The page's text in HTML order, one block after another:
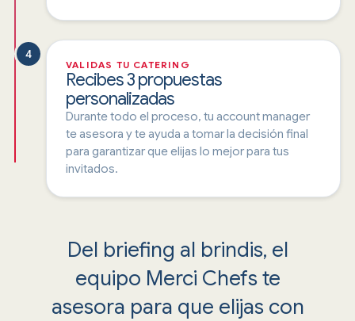
4
VALIDAS TU CATERING
Recibes 3 propuestas
personalizadas
Durante todo el proceso, tu account manager
te asesora y te ayuda a tomar la decisión final
para garantizar que elijas lo mejor para tus
invitados.
Del briefing al brindis, el
equipo Merci Chefs te
asesora para que elijas con